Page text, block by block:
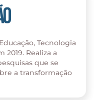
Tecnologia
2019. Realiza a
que se
a transformação